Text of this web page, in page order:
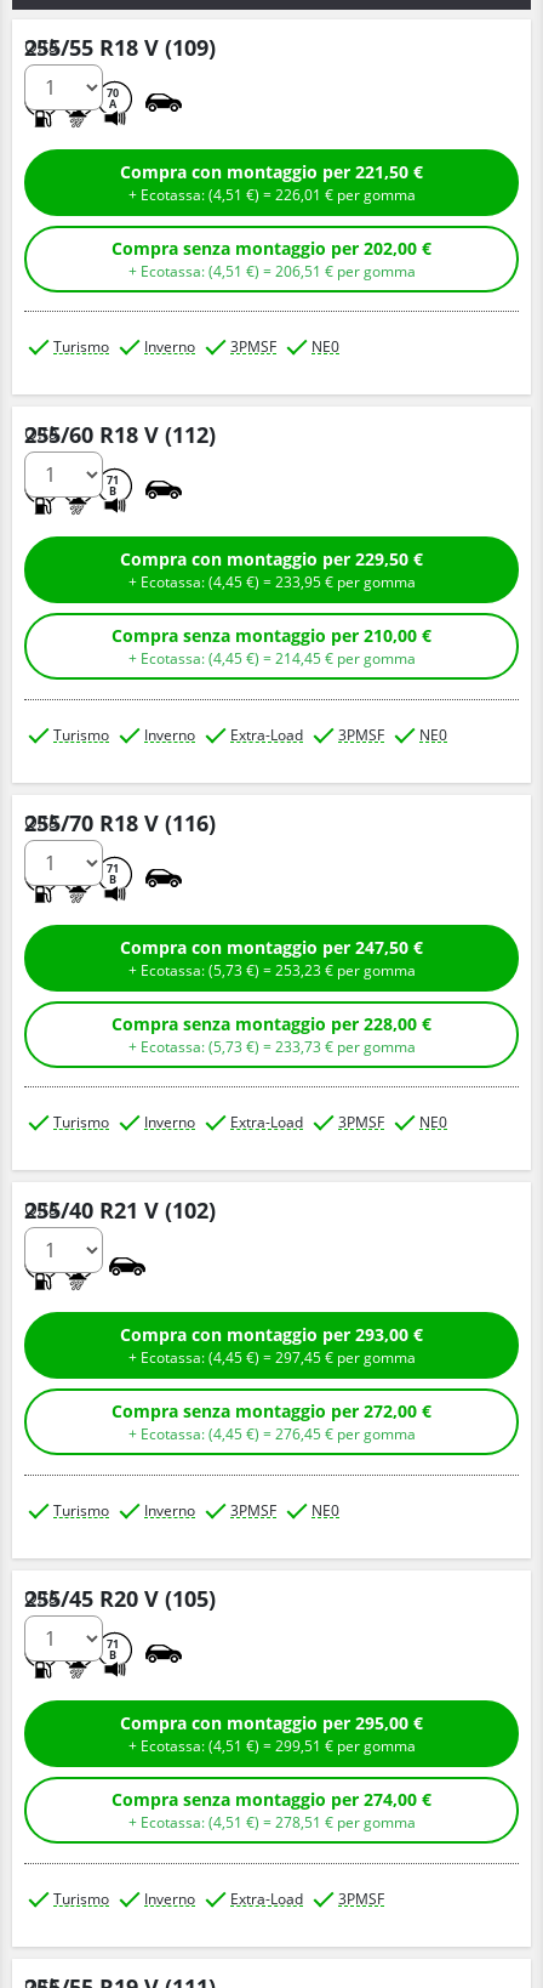
255/55 R18 V (109)
70
A
Q.tà
Compra con montaggio per 221,50 €
+ Ecotassa: (4,51 € ) =226,01 € per gomma
Compra senza montaggio per 202,00 €
+ Ecotassa: (4,51 € ) =206,51 € per gomma
Turismo Inverno 3PMSF NE0
255/60 R18 V (112)
71
B
Q.tà
Compra con montaggio per 229,50 €
+ Ecotassa: (4,45€ ) =233,95€ per gomma
Compra senza montaggio per 210,00 €
+ Ecotassa: (4,45€ ) =214,45€ per gomma
Turismo Inverno Extra-Load 3PMSF NE0
255/70 R18 V (116)
71
B
Q.tà
Compra con montaggio per 247,50 €
+ Ecotassa: (5,73€ ) =253,23€ per gomma
Compra senza montaggio per 228,00 €
+ Ecotassa: (5,73 € ) =233,73 € per gomma
Turismo Inverno Extra-Load 3PMSF NE0
255/40 R21 V (102)
Q.tà
Compra con montaggio per 293,00 €
+ Ecotassa: (4,45€ ) =297,45€ per gomma
Compra senza montaggio per 272,00 €
+ Ecotassa: (4,45€ ) =276,45€ per gomma
Turismo Inverno 3PMSF NE0
255/45 R20 V (105)
71
B
Q.tà
Compra con montaggio per 295,00 €
+ Ecotassa: (4,51 € ) =299,51 € per gomma
Compra senza montaggio per 274,00 €
+ Ecotassa: (4,51 € ) =278,51 € per gomma
Turismo Inverno Extra-Load 3PMSF